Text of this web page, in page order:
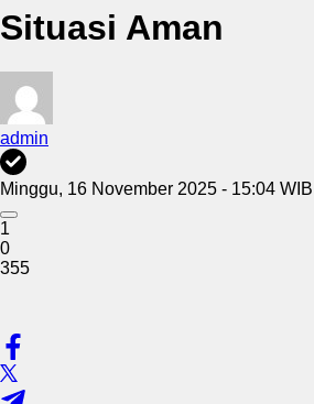
Situasi Aman
admin
Minggu, 16 November 2025 - 15:04 WIB
1
0
355